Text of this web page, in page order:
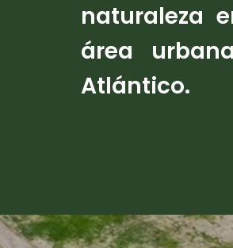
naturaleza
área
Atlántico.